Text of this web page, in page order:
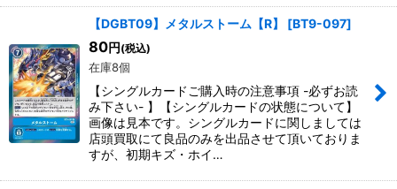
【DGBT09】メタルストーム【R】 [BT9-097]
80円 (税込)
在庫8個
【シングルカードご購入時の注意事項 -必ずお読
み下さい- 】【シングルカードの状態について】
画像は見本です。シングルカードに関しましては
店頭買取にて良品のみを出品させて頂いておりま
すが、初期キズ・ホイ…